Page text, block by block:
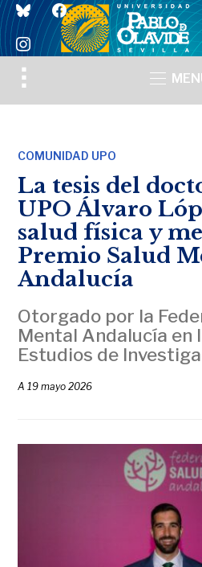
blueskyfacebook
instagram
Toggle
sidebar
COMUNIDAD UPO
La tesis del
UPO Álvaro
salud física y
Premio Salud
Andalucía
Otorgado por la
Mental Andalucía en
Estudios de
A19 mayo 2026